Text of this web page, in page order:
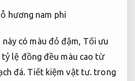
này có màu đỏ đậm, Tối ưu
tỷ lệ đồng đều màu cao từ
đá. Tiết kiệm vật tư. trong